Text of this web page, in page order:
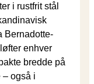
i rustfrit stål
Bernadotte-
enhver
bredde på
– også i